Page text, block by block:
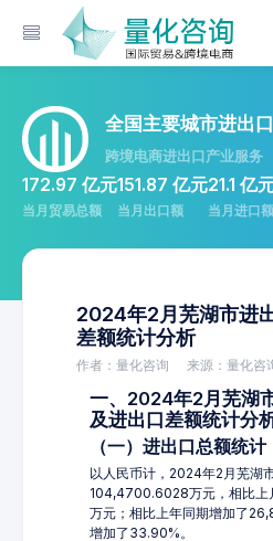
全国主要城市进出
跨境电商进出口产业服务
172.97 亿元
当月贸易总额
151.87 亿元
当月出口额
21.1 亿
当月进口额
2024年2月芜湖市进
差额统计分析
作者：量化咨询 来源：量化咨
一、2024年2月芜湖
及进出口差额统计分
（一）进出口总额统计
以人民币计，2024年2月芜湖
104,4700.6028万元，相比上
万元；相比上年同期增加了
增加了33.90%。